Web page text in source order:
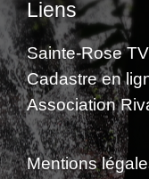
Liens
Sainte-Rose TV
Cadastre en
Association
Mentions